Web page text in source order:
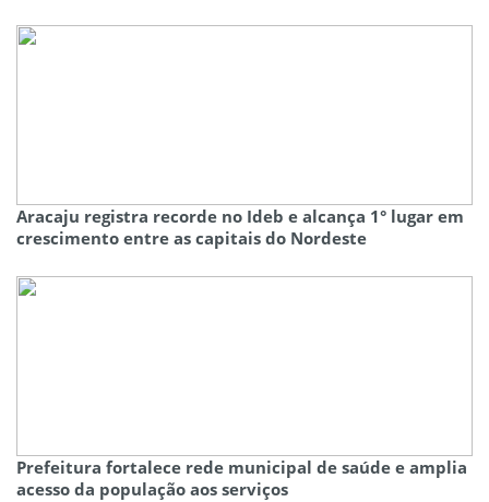
Aracaju registra recorde no Ideb e alcança 1° lugar em
crescimento entre as capitais do Nordeste
Prefeitura fortalece rede municipal de saúde e amplia
acesso da população aos serviços